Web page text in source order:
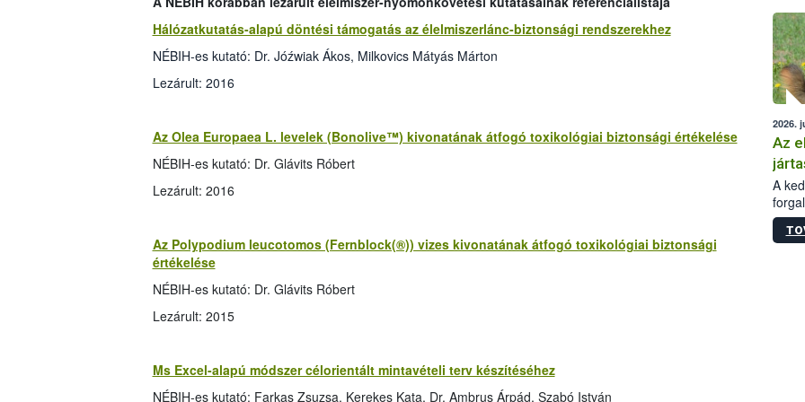
Hálózatkutatás-alapú döntési támogatás az élelmiszerlánc-biztonsági rendszerekhez
NÉBIH-es kutató: Dr. Jóźwiak Ákos, Milkovics Mátyás Márton
Lezárult: 2016
Az Olea Europaea L. levelek (Bonolive™) kivonatának átfogó toxikológiai biztonsági értékelése
NÉBIH-es kutató: Dr. Glávits Róbert
Lezárult: 2016
Az Polypodium leucotomos (Fernblock(®)) vizes kivonatának átfogó toxikológiai biztonsági
értékelése
NÉBIH-es kutató: Dr. Glávits Róbert
Lezárult: 2015
Ms Excel-alapú módszer célorientált mintavételi terv készítéséhez
NÉBIH-es kutató: Farkas Zsuzsa, Kerekes Kata, Dr. Ambrus Árpád, Szabó István
2026.
Az
A